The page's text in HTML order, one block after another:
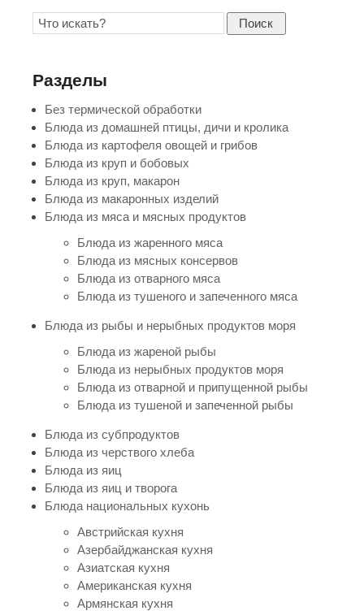
Поиск
Разделы
Без термической обработки
Блюда из домашней птицы, дичи и кролика
Блюда из картофеля овощей и грибов
Блюда из круп и бобовых
Блюда из круп, макарон
Блюда из макаронных изделий
Блюда из мяса и мясных продуктов
Блюда из жаренного мяса
Блюда из мясных консервов
Блюда из отварного мяса
Блюда из тушеного и запеченного мяса
Блюда из рыбы и нерыбных продуктов моря
Блюда из жареной рыбы
Блюда из нерыбных продуктов моря
Блюда из отварной и припущенной рыбы
Блюда из тушеной и запеченной рыбы
Блюда из субпродуктов
Блюда из черствого хлеба
Блюда из яиц
Блюда из яиц и творога
Блюда национальных кухонь
Австрийская кухня
Азербайджанская кухня
Азиатская кухня
Американская кухня
Армянская кухня